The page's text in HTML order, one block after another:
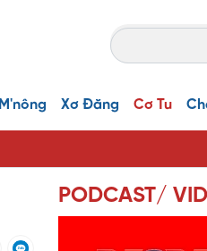
M'nông Xơ Đăng Cơ Tu
PODCAST/